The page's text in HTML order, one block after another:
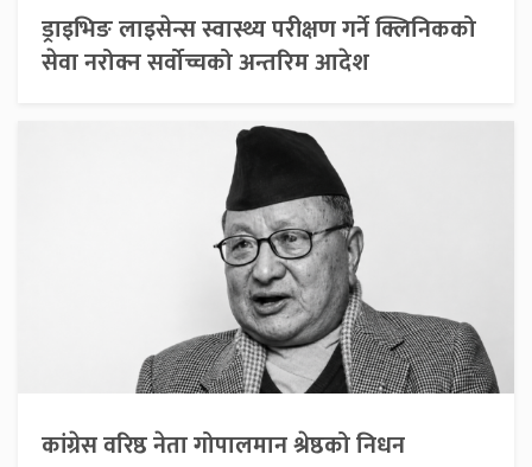
ड्राइभिङ लाइसेन्स स्वास्थ्य परीक्षण गर्ने क्लिनिकको
सेवा नरोक्न सर्वोच्चको अन्तरिम आदेश
कांग्रेस वरिष्ठ नेता गोपालमान श्रेष्ठको निधन